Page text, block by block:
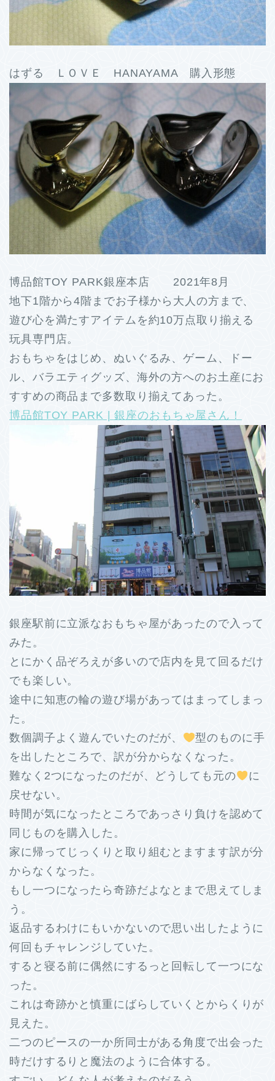
はずる ＬＯＶＥ HANAYAMA 購入形態
博品館TOY PARK銀座本店 2021年8月
地下1階から4階までお子様から大人の方まで、
遊び心を満たすアイテムを約10万点取り揃える
玩具専門店。
おもちゃをはじめ、ぬいぐるみ、ゲーム、ドー
ル、バラエティグッズ、海外の方へのお土産にお
すすめの商品まで多数取り揃えてあった。
博品館TOY PARK | 銀座のおもちゃ屋さん！
銀座駅前に立派なおもちゃ屋があったので入って
みた。
とにかく品ぞろえが多いので店内を見て回るだけ
でも楽しい。
途中に知恵の輪の遊び場があってはまってしまっ
た。
数個調子よく遊んでいたのだが、
型のものに手
を出したところで、訳が分からなくなった。
難なく2つになったのだが、どうしても元の
に
戻せない。
時間が気になったところであっさり負けを認めて
同じものを購入した。
家に帰ってじっくりと取り組むとますます訳が分
からなくなった。
もし一つになったら奇跡だよなとまで思えてしま
う。
返品するわけにもいかないので思い出したように
何回もチャレンジしていた。
すると寝る前に偶然にするっと回転して一つにな
った。
これは奇跡かと慎重にばらしていくとからくりが
見えた。
二つのピースの一か所同士がある角度で出会った
時だけするりと魔法のように合体する。